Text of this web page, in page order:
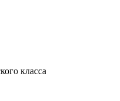
класса